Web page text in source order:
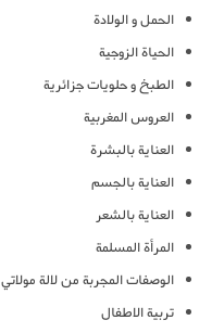
الحمل و الولادة
الحياة الزوجية
الطبخ و حلويات جزائرية
العروس المغربية
العناية بالبشرة
العناية بالجسم
العناية بالشعر
المرأة المسلمة
الوصفات المجربة من لالة مولاتي
تربية الاطفال